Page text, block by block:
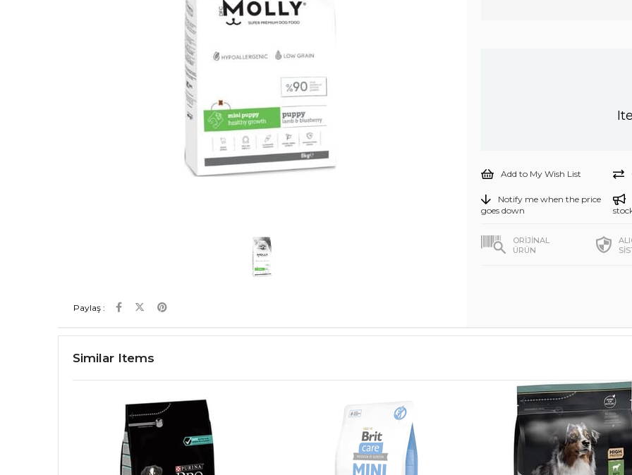
Paylaş :
Add to My Wish List
Notify me when the price
goes down
ORİJİNAL
ÜRÜN
Similar Items